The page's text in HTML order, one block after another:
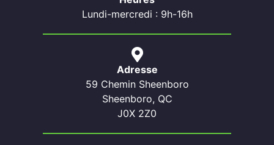
Lundi-mercredi : 9h-16h
Adresse
59 Chemin Sheenboro
Sheenboro, QC
J0X 2Z0